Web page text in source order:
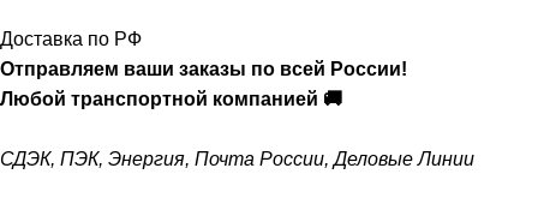
Доставка по РФ
Отправляем ваши заказы по всей России!
Любой транспортной компанией 🚚
СДЭК, ПЭК, Энергия, Почта России, Деловые Линии